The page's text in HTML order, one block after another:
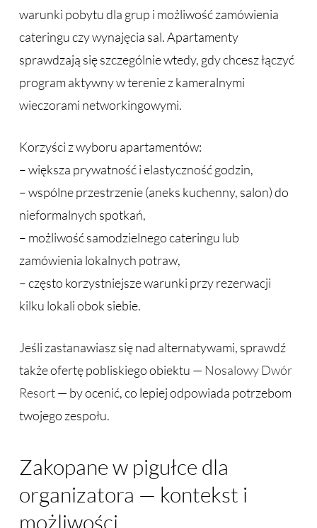
warunki pobytu dla grup i możliwość zamówienia
cateringu czy wynajęcia sal. Apartamenty
sprawdzają się szczególnie wtedy, gdy chcesz łączyć
program aktywny w terenie z kameralnymi
wieczorami networkingowymi.
Korzyści z wyboru apartamentów:
– większa prywatność i elastyczność godzin,
– wspólne przestrzenie (aneks kuchenny, salon) do
nieformalnych spotkań,
– możliwość samodzielnego cateringu lub
zamówienia lokalnych potraw,
– często korzystniejsze warunki przy rezerwacji
kilku lokali obok siebie.
Jeśli zastanawiasz się nad alternatywami, sprawdź
także ofertę pobliskiego obiektu — Nosalowy Dwór
Resort— by ocenić, co lepiej odpowiada potrzebom
twojego zespołu.
Zakopane w pigułce dla
organizatora — kontekst i
możliwości